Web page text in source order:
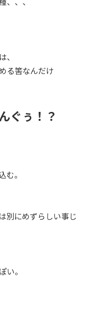
る筈なんだけ
ぐぅ！？
。
別にめずらしい事じ
い。